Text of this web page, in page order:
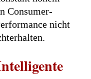
Consumer-
nicht